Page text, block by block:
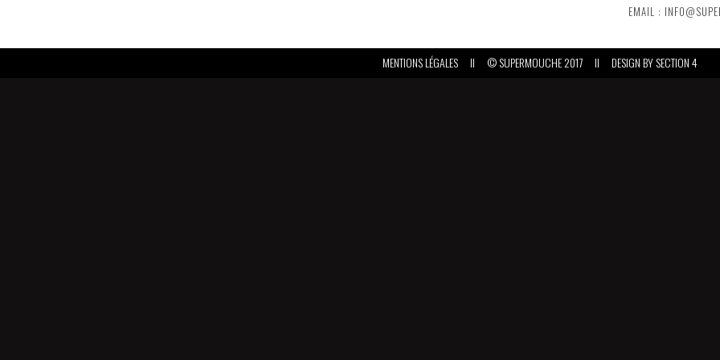
EMAIL :
MENTIONS LÉGALES II © SUPERMOUCHE 2017 II DESIGN BYSECTION 4